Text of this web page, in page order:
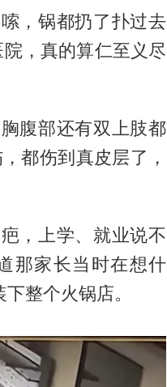
，锅都扔了扑过去
，真的算仁至义尽
腹部还有双上肢都
都伤到真皮层了，
，上学、就业说不
那家长当时在想什
整个火锅店。